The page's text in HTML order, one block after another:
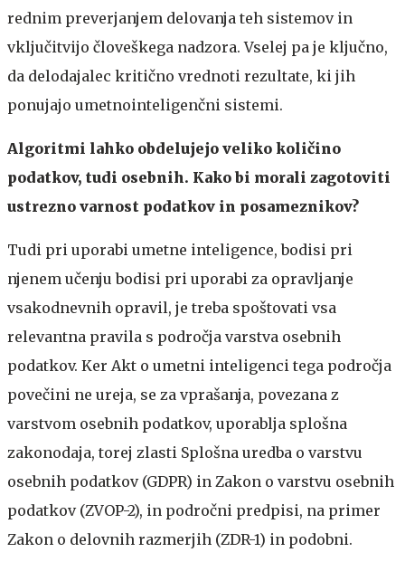
rednim preverjanjem delovanja teh sistemov in
vključitvijo človeškega nadzora. Vselej pa je ključno,
da delodajalec kritično vrednoti rezultate, ki jih
ponujajo umetnointeligenčni sistemi.
Algoritmi lahko obdelujejo veliko količino
podatkov, tudi osebnih. Kako bi morali zagotoviti
ustrezno varnost podatkov in posameznikov?
Tudi pri uporabi umetne inteligence, bodisi pri
njenem učenju bodisi pri uporabi za opravljanje
vsakodnevnih opravil, je treba spoštovati vsa
relevantna pravila s področja varstva osebnih
podatkov. Ker Akt o umetni inteligenci tega področja
povečini ne ureja, se za vprašanja, povezana z
varstvom osebnih podatkov, uporablja splošna
zakonodaja, torej zlasti Splošna uredba o varstvu
osebnih podatkov (GDPR) in Zakon o varstvu osebnih
podatkov (ZVOP-2), in področni predpisi, na primer
Zakon o delovnih razmerjih (ZDR-1) in podobni.